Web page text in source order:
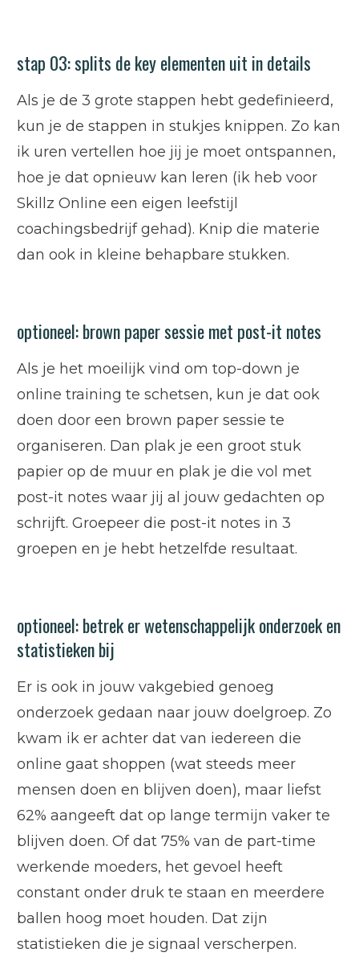
stap 03: splits de key elementen uit in details
Als je de 3 grote stappen hebt gedefinieerd,
kun je de stappen in stukjes knippen. Zo kan
ik uren vertellen hoe jij je moet ontspannen,
hoe je dat opnieuw kan leren (ik heb voor
Skillz Online een eigen leefstijl
coachingsbedrijf gehad). Knip die materie
dan ook in kleine behapbare stukken.
optioneel: brown paper sessie met post-it notes
Als je het moeilijk vind om top-down je
online training te schetsen, kun je dat ook
doen door een brown paper sessie te
organiseren. Dan plak je een groot stuk
papier op de muur en plak je die vol met
post-it notes waar jij al jouw gedachten op
schrijft. Groepeer die post-it notes in 3
groepen en je hebt hetzelfde resultaat.
optioneel: betrek er wetenschappelijk onderzoek en
statistieken bij
Er is ook in jouw vakgebied genoeg
onderzoek gedaan naar jouw doelgroep. Zo
kwam ik er achter dat van iedereen die
online gaat shoppen (wat steeds meer
mensen doen en blijven doen), maar liefst
62% aangeeft dat op lange termijn vaker te
blijven doen. Of dat 75% van de part-time
werkende moeders, het gevoel heeft
constant onder druk te staan en meerdere
ballen hoog moet houden. Dat zijn
statistieken die je signaal verscherpen.